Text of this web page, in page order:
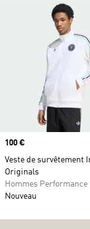
Prix
100 €
Veste de survêtement
Originals
Hommes Performance
Nouveau